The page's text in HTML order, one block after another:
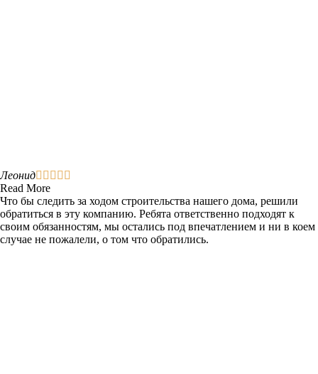
Леонид    
Read More
Что бы следить за ходом строительства нашего дома, решили
обратиться в эту компанию. Ребята ответственно подходят к
своим обязанностям, мы остались под впечатлением и ни в коем
случае не пожалели, о том что обратились.